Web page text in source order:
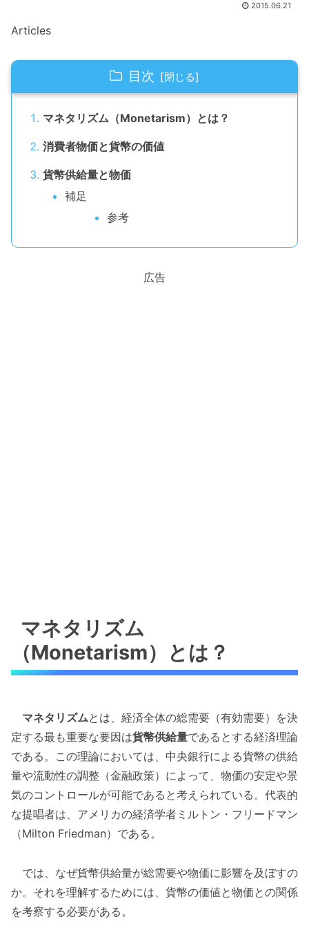
2015.06.21
Articles
目次
マネタリズム（Monetarism）とは？
消費者物価と貨幣の価値
貨幣供給量と物価
補足
参考
広告
マネタリズム
（Monetarism）とは？
マネタリズムとは、経済全体の総需要（有効需要）を決
定する最も重要な要因は貨幣供給量であるとする経済理論
である。この理論においては、中央銀行による貨幣の供給
量や流動性の調整（金融政策）によって、物価の安定や景
気のコントロールが可能であると考えられている。代表的
な提唱者は、アメリカの経済学者ミルトン・フリードマン
（Milton Friedman）である。
では、なぜ貨幣供給量が総需要や物価に影響を及ぼすの
か。それを理解するためには、貨幣の価値と物価との関係
を考察する必要がある。